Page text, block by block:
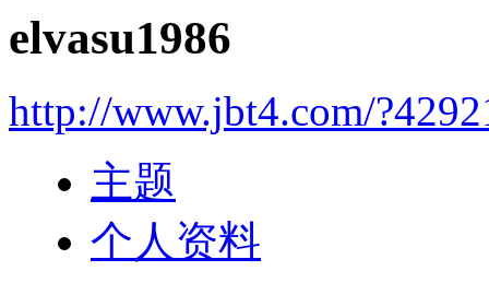
elvasu1986
http://www.jbt4.com/
主题
个人资料